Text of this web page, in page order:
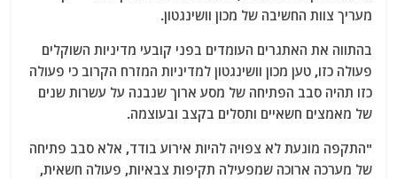
A
p
p
ra
m
b
o
o
k
מעריך צוות החשיבה של מכון וושינגטון.
בהתווה את האתגרים העומדים בפני קובעי מדיניות השוקלים
פעולה כזו, טען מכון וושינגטון למדיניות המזרח הקרוב כי פעולה
כזו תהיה סבב הפתיחה של מסע ארוך שנבנה על עשרות שנים
של מאמצים חשאיים ותסלים בקצב ובעוצמה.
"התקפה מונעת לא צפויה להיות אירוע בודד, אלא סבב פתיחה
של מערכה ארוכה שמפעילה תקיפות צבאיות, פעולה חשאית,